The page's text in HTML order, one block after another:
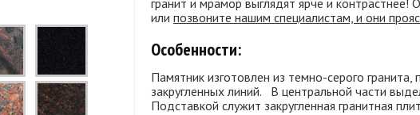
или позвоните нашим специалистам, и они
Особенности:
Памятник изготовлен из темно-серого
закругленных линий. В центральной части
Подставкой служит закругленная гранитная